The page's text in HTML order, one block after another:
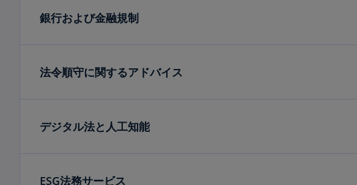
銀行および金融規制
法令順守に関するアドバイス
デジタル法と人工知能
ESG法務サービス